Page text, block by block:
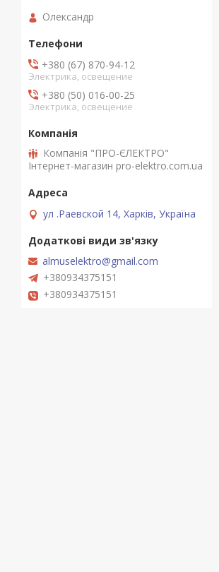
Олександр
+380 (67) 870-94-12
Электрика, освещение
+380 (50) 016-00-25
Электрика, освещение
Компанія "ПРО-ЄЛЕКТРО"
Інтернет-магазин pro-elektro.com.ua
ул .Раевской 14, Харків, Україна
almuselektro@gmail.com
+380934375151
+380934375151